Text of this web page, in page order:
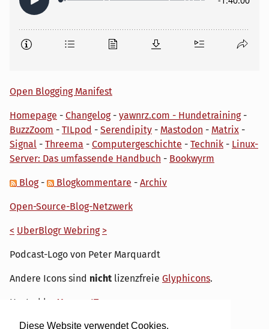
Diese Website verwendet Cookies.
Open Blogging Manifest
Homepage - Changelog- yawnrz.com - Hundetraining-
BuzzZoom - TILpod - Serendipity - Mastodon - Matrix -
Signal - Threema - Computergeschichte - Technik - Linux-
Server: Das umfassende Handbuch - Bookwyrm
Blog- Blogkommentare - Archiv
Open-Source-Blog-Netzwerk
< UberBlogr Webring >
Podcast-Logo von Peter Marquardt
Andere Icons sind nicht lizenzfreie Glyphicons.
Hosted by My own IT.